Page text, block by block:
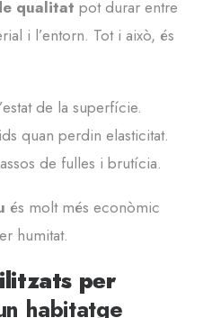
qualitat pot durar entre
i l’entorn. Tot i això, és
de la superfície.
quan perdin elasticitat.
de fulles i brutícia.
és molt més econòmic
humitat.
per
habitatge